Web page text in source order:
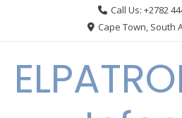
Call Us: +2782
Cape Town, South